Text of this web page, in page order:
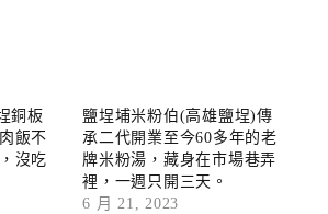
銅板
飯不
沒吃
鹽埕埔米粉伯(高雄鹽埕)傳
承二代開業至今60多年的老
牌米粉湯，藏身在市場巷弄
裡，一週只開三天。
6 月 21, 2023